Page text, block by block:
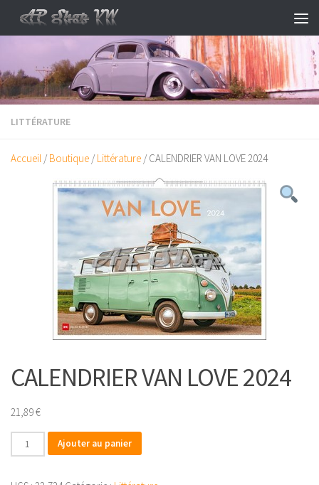
Skip to content
LITTÉRATURE
Accueil / Boutique / Littérature / CALENDRIER VAN LOVE 2024
CALENDRIER VAN LOVE 2024
21,89€
quantité
de
Ajouter au panier